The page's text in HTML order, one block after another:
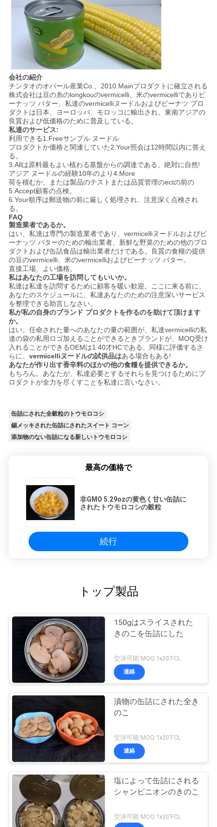
会社の紹介
チンタオのオパール産業Co.、2010.Mainプロダクトに確立される
株式会社は豆の糸のlongkouのvermicelli、米のvermicelliでありピ
ーナッツ バター、私達のvermicelliヌードルおよびピーナツ プロ
ダクトは日本、ヨーロッパ、モロッコに輸出され、東南アジアの
良質および低価格のために普及している。
私達のサービス:
利用できる1.Freeサンプル ヌードル
プロダクトか価格と関連していた2.Your照会は12時間以内に答え
る。
3.Allは原料最もよい植わる基盤からの調達である。絶対に自然!
アジア ヌードルの経験10年のより4.More
荷を積むか、または製品のテストまたは品質管理のectの前の
5.Accept顧客の点検。
6.Your順序は郵送物の前に厳しく処理され、注意深く点検され
る。
FAQ
製造業者であるか。
はい、私達は専門の製造業者であり、vermicelliヌードルおよびピ
ーナッツ バターのための輸出業者、新鮮な野菜のための他のプロ
ダクトおよび缶詰食品は輸出業者だけである。良質の食糧の提供
の豆のvermicelli、米のvermicelliおよびピーナッツ バター。
直接工場、よい価格。
私はあなたの工場を訪問してもいいか。
私達は私達を訪問するために顧客を暖い歓迎。ここに来る前に、
あなたのスケジュールに、私達あなたのための注意深いサービス
を整理できる助言しなさい。
私が私の自身のブランド プロダクトを作るのを助けて頂けます
か。
はい。任命された量へのあなたの量の範囲が、私達vermicelliの私
達の袋の私用ロゴ加えることができるときブランドが、MOQ受け
入れることができるOEMは1 40才HCである、同様に評価するさ
らに、 vermicelliヌードルの試供品はある場合もある!
あなたが作り出す香辛料のほかの他の食糧を提供できるか。
もちろん。あなたが、私達必要とするそれらを見つけるためにプ
ロダクトが全力を尽くすことを私達に言いなさい。
缶詰にされた全穀粒のトウモロコシ
錫メッキされた缶詰にされたスイート コーン
添加物のない缶詰になる新しいトウモロコシ
最高の価格で
非GMO 5.29ozの黄色く甘い缶詰に
されたトウモロコシの穀粒
続行
トップ製品
150gはスライスされた
きのこを缶詰にした
交渉可能 MOQ:1x20'FCL
連絡
漬物の缶詰にされた全き
のこ
交渉可能 MOQ:1x20'FCL
連絡
塩によって缶詰にされる
シャンピニオンのきのこ
交渉可能 MOQ:1x20'FCL